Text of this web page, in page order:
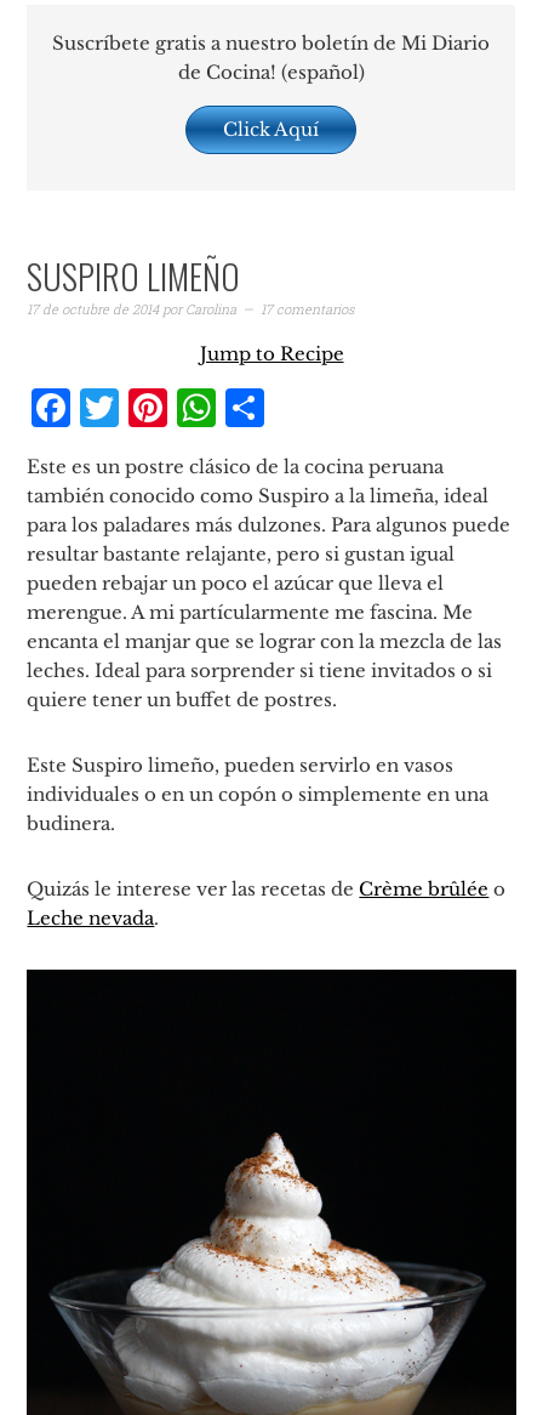
Suscríbete gratis a nuestro boletín de Mi Diario
de Cocina! (español)
Click Aquí
SUSPIRO LIMEÑO
17 de octubre de 2014porCarolina 17 comentarios
Jump to Recipe
Facebook
Twitter
Pinterest
WhatsApp
Este es un postre clásico de la cocina peruana
también conocido como Suspiro a la limeña, ideal
para los paladares más dulzones. Para algunos puede
resultar bastante relajante, pero si gustan igual
pueden rebajar un poco el azúcar que lleva el
merengue. A mi partícularmente me fascina. Me
encanta el manjar que se lograr con la mezcla de las
leches. Ideal para sorprender si tiene invitados o si
quiere tener un buffet de postres.
Este Suspiro limeño, pueden servirlo en vasos
individuales o en un copón o simplemente en una
budinera.
Quizás le interese ver las recetas de Crème brûlée o
Leche nevada.